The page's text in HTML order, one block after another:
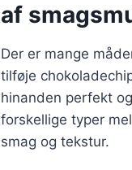
af
Der er mange
tilføje
hinanden perfekt
forskellige typer
smag og tekstur.